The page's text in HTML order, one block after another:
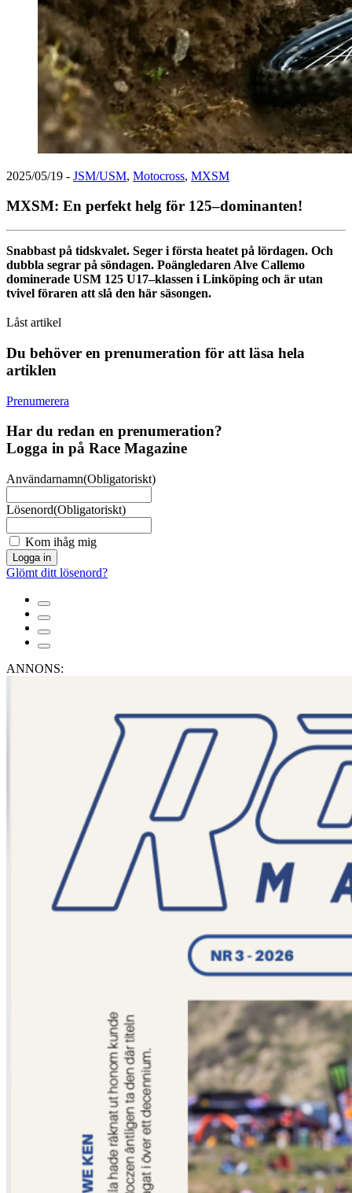
2025/05/19 - JSM/USM, Motocross, MXSM
MXSM: En perfekt helg för 125–dominanten!
Snabbast på tidskvalet. Seger i första heatet på lördagen. Och
dubbla segrar på söndagen. Poängledaren Alve Callemo
dominerade USM 125 U17–klassen i Linköping och är utan
tvivel föraren att slå den här säsongen.
Låst artikel
Du behöver en prenumeration för att läsa hela
artiklen
Prenumerera
Har du redan en prenumeration?
Logga in på Race Magazine
Användarnamn(Obligatoriskt)
Lösenord(Obligatoriskt)
Kom ihåg mig
Logga in
Glömt ditt lösenord?
ANNONS: